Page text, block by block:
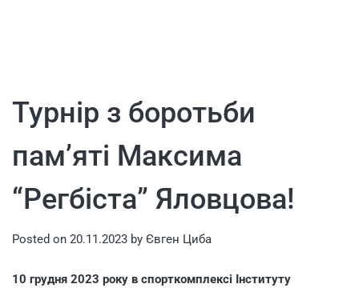
Турнір з боротьби
пам’яті Максима
“Регбіста” Яловцова!
Posted on 20.11.2023 by Євген Циба
10 грудня 2023 року в спорткомплексі Інституту